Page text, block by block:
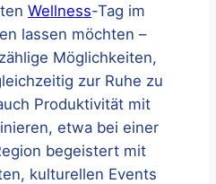
Wellness-Tag im
lassen möchten –
Möglichkeiten,
zur Ruhe zu
Produktivität mit
etwa bei einer
begeistert mit
kulturellen Events